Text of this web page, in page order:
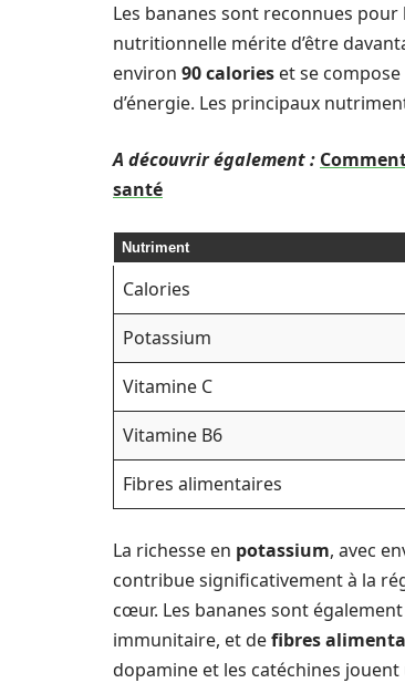
Les bananes sont reconnues
nutritionnelle mérite d’être
environ 90 calories et se
d’énergie. Les principaux
A découvrir également :
santé
Nutriment
Calories
Potassium
Vitamine C
Vitamine B6
Fibres alimentaires
La richesse en potassium, avec
contribue significativement à la
cœur. Les bananes sont
immunitaire, et defibres
dopamine et les catéchines